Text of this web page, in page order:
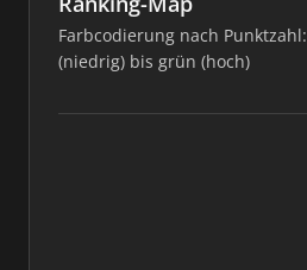
Farbcodierung nach Punktzahl:
(niedrig) bis grün (hoch)